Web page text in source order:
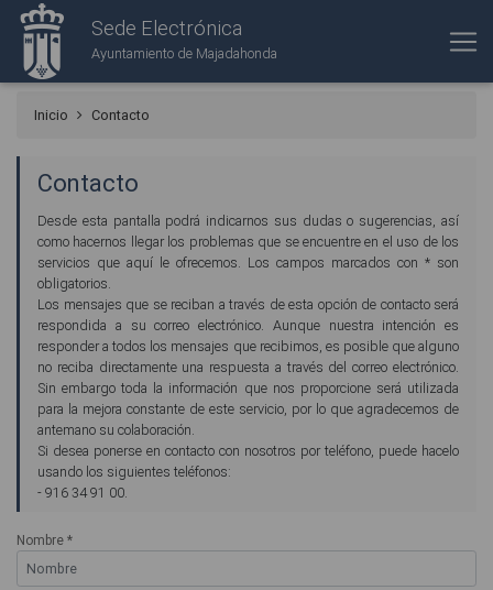
Sede Electrónica
Ayuntamiento de Majadahonda
Inicio Contacto
Contacto
Desde esta pantalla podrá indicarnos sus dudas o sugerencias, así
como hacernos llegar los problemas que se encuentre en el uso de los
servicios que aquí le ofrecemos. Los campos marcados con * son
obligatorios.
Los mensajes que se reciban a través de esta opción de contacto será
respondida a su correo electrónico. Aunque nuestra intención es
responder a todos los mensajes que recibimos, es posible que alguno
no reciba directamente una respuesta a través del correo electrónico.
Sin embargo toda la información que nos proporcione será utilizada
para la mejora constante de este servicio, por lo que agradecemos de
antemano su colaboración.
Si desea ponerse en contacto con nosotros por teléfono, puede hacelo
usando los siguientes teléfonos:
- 916 34 91 00.
Nombre *